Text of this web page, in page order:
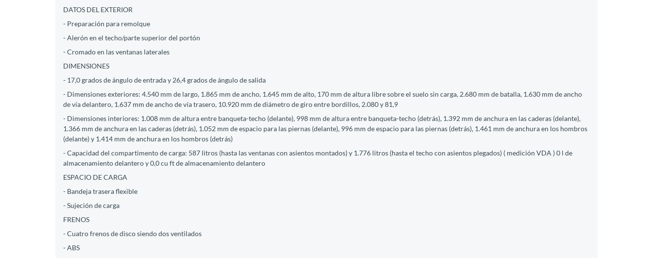
DATOS DEL EXTERIOR
- Preparación para remolque
- Alerón en el techo/parte superior del portón
- Cromado en las ventanas laterales
DIMENSIONES
- 17,0 grados de ángulo de entrada y 26,4 grados de ángulo de salida
- Dimensiones exteriores: 4.540 mm de largo, 1.865 mm de ancho, 1.645 mm de alto, 170 mm de altura libre sobre el suelo sin carga, 2.680 mm de batalla, 1.630 mm de ancho
de vía delantero, 1.637 mm de ancho de vía trasero, 10.920 mm de diámetro de giro entre bordillos, 2.080 y 81,9
- Dimensiones interiores: 1.008 mm de altura entre banqueta-techo (delante), 998 mm de altura entre banqueta-techo (detrás), 1.392 mm de anchura en las caderas (delante),
1.366 mm de anchura en las caderas (detrás), 1.052 mm de espacio para las piernas (delante), 996 mm de espacio para las piernas (detrás), 1.461 mm de anchura en los hombros
(delante) y 1.414 mm de anchura en los hombros (detrás)
- Capacidad del compartimento de carga: 587 litros (hasta las ventanas con asientos montados) y 1.776 litros (hasta el techo con asientos plegados) ( medición VDA ) 0 l de
almacenamiento delantero y 0,0 cu ft de almacenamiento delantero
ESPACIO DE CARGA
- Bandeja trasera flexible
- Sujeción de carga
FRENOS
- Cuatro frenos de disco siendo dos ventilados
- ABS